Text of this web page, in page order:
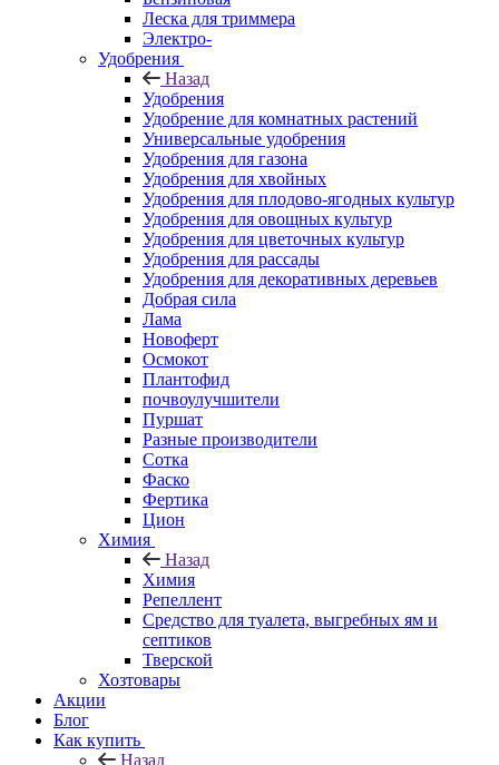
Леска для триммера
Электро-
Удобрения
Назад
Удобрения
Удобрение для комнатных растений
Универсальные удобрения
Удобрения для газона
Удобрения для хвойных
Удобрения для плодово-ягодных культур
Удобрения для овощных культур
Удобрения для цветочных культур
Удобрения для рассады
Удобрения для декоративных деревьев
Добрая сила
Лама
Новоферт
Осмокот
Плантофид
почвоулучшители
Пуршат
Разные производители
Сотка
Фаско
Фертика
Цион
Химия
Назад
Химия
Репеллент
Средство для туалета, выгребных ям и
септиков
Тверской
Хозтовары
Акции
Блог
Как купить
Назад